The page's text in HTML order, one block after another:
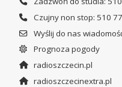
Czujny non stop: 510
Wyślij do nas
Prognoza pogody
radioszczecin.pl
radioszczecinextra.pl